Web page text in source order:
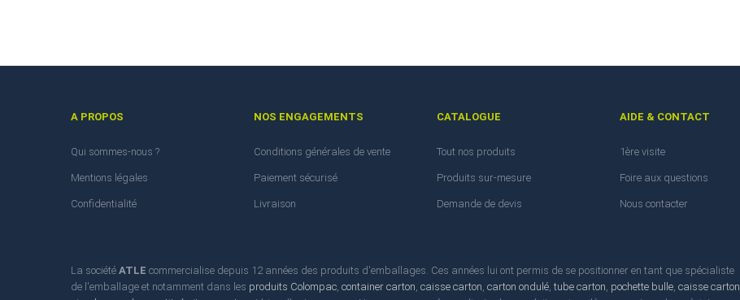
A PROPOS
Qui sommes-nous ?
Mentions légales
Confidentialité
NOS ENGAGEMENTS
Conditions générales de vente
Paiement sécurisé
Livraison
CATALOGUE
Tout nos produits
Produits sur-mesure
Demande de devis
AIDE & CONTACT
1ère visite
Foire aux questions
Nous contacter
La société ATLE commercialise depuis 12 années des produits d'emballages. Ces années lui ont permis de se positionner en tant que spécialiste
de l'emballage et notamment dans les produits Colompac, container carton, caisse carton, carton ondulé, tube carton, pochette bulle, caisse carton